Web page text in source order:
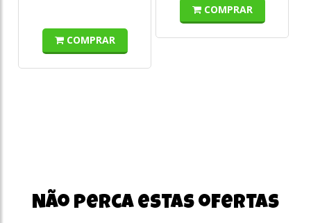
COMPRAR
COMPRAR
Não perca estas ofertas